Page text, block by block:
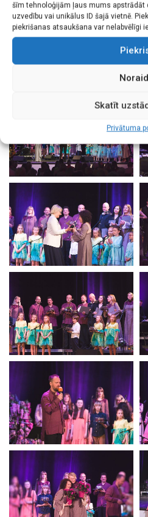
šīm tehnoloģijām ļaus mums apstrādāt
uzvedību vai unikālus ID šajā vietnē.
piekrišanas atsaukšana var nelabvēlīgi
Skatīt
Privātuma